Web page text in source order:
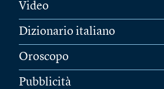
Video
Dizionario italiano
Oroscopo
Pubblicità